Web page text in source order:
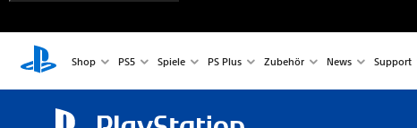
Shop PS5 Spiele PS Plus Zubehör News Support